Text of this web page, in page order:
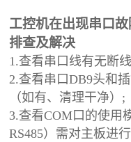
工控机在出现串口
排查及解决
1.查看串口线有无断
2.查看串口DB9头和
（如有、清理干净）;
3.查看COM口的使用
RS485）需对主板进